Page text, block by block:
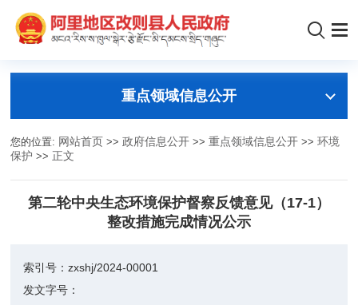
重点领域信息公开
您的位置: 网站首页 >>政府信息公开 >>重点领域信息公开 >>环境
保护 >> 正文
第二轮中央生态环境保护督察反馈意见（17-1）
整改措施完成情况公示
索引号：zxshj/2024-00001
发文字号：